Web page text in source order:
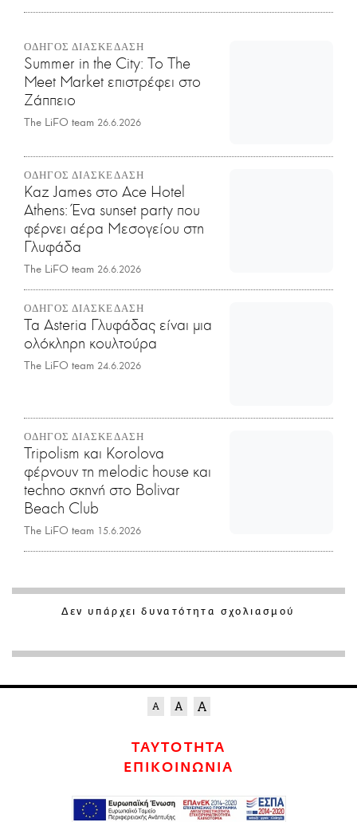
ΟΔΗΓΟΣ ΔΙΑΣΚΕΔΑΣΗ
Summer in the City: Το The
Meet Market επιστρέφει στο
Ζάππειο
The LiFO team 26.6.2026
ΟΔΗΓΟΣ ΔΙΑΣΚΕΔΑΣΗ
Kaz James στο Ace Hotel
Athens: Ένα sunset party που
φέρνει αέρα Μεσογείου στη
Γλυφάδα
The LiFO team 26.6.2026
ΟΔΗΓΟΣ ΔΙΑΣΚΕΔΑΣΗ
Τα Asteria Γλυφάδας είναι μια
ολόκληρη κουλτούρα
The LiFO team 24.6.2026
ΟΔΗΓΟΣ ΔΙΑΣΚΕΔΑΣΗ
Tripolism και Korolova
φέρνουν τη melodic house και
techno σκηνή στο Bolivar
Beach Club
The LiFO team 15.6.2026
Δεν υπάρχει δυνατότητα σχολιασμού
ΤΑΥΤΟΤΗΤΑ
ΕΠΙΚΟΙΝΩΝΙΑ